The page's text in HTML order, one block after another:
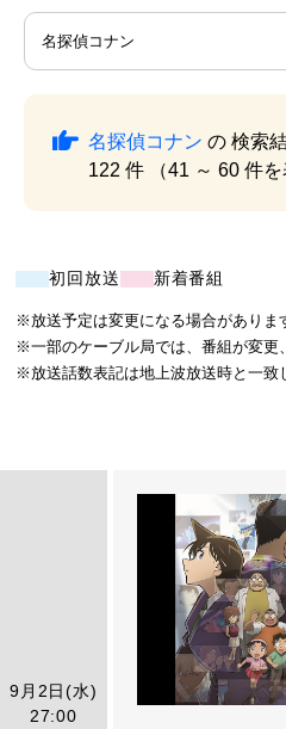
名探偵コナン の 検索
122 件 （41 ～ 60 件を
初回放送 新着番組
※放送予定は変更になる場合がありま
※一部のケーブル局では、番組が変更
※放送話数表記は地上波放送時と一致
9月2日(水)
27:00